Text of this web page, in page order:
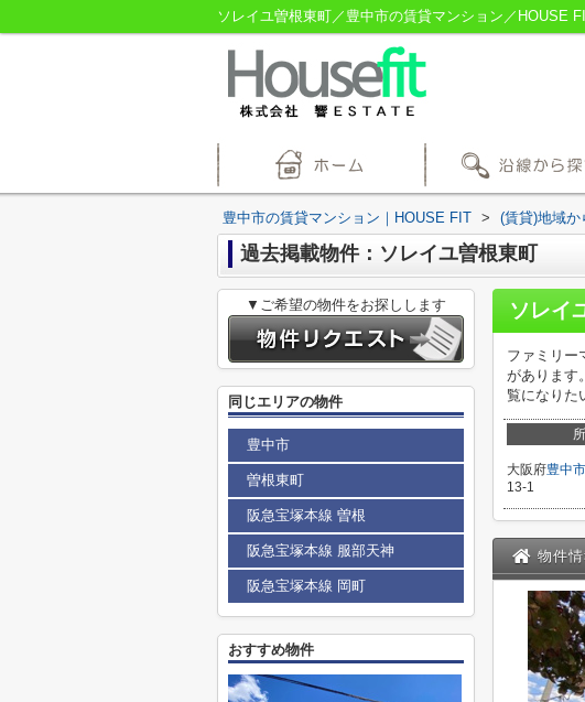
ソレイユ曽根東町／豊中市の賃貸マンション／HOUSE
豊中市の賃貸マンション｜HOUSE FIT > (賃貸)地域か
過去掲載物件：ソレイユ曽根東町
ソレイ
ファミリー
があります
覧になりた
大阪府豊中市
13-1
物件情
▼ご希望の物件をお探しします
同じエリアの物件
豊中市
曽根東町
阪急宝塚本線 曽根
阪急宝塚本線 服部天神
阪急宝塚本線 岡町
おすすめ物件